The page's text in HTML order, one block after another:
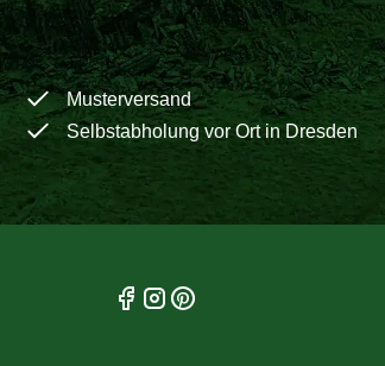
Musterversand
Selbstabholung vor Ort in Dresden